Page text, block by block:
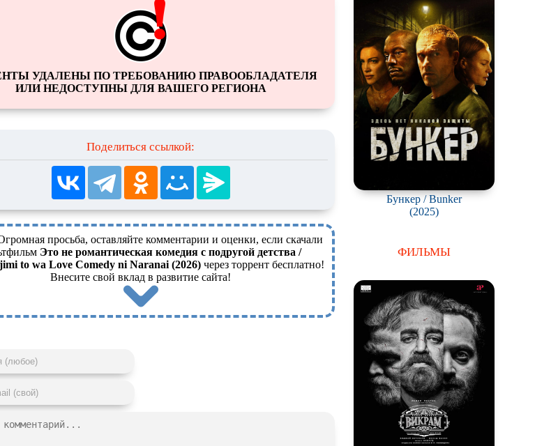
УДАЛЕНЫ ПО ТРЕБОВАНИЮ ПРАВООБЛАДАТЕЛЯ
ИЛИ НЕДОСТУПНЫ ДЛЯ ВАШЕГО РЕГИОНА
Поделиться ссылкой:
просьба, оставляйте комментарии и оценки, если скачали
Это не романтическая комедия с подругой детства /
to wa Love Comedy ni Naranai (2026)через торрент бесплатно!
Внесите свой вклад в развитие сайта!
Бункер / Bunker
(2025)
ФИЛЬМЫ